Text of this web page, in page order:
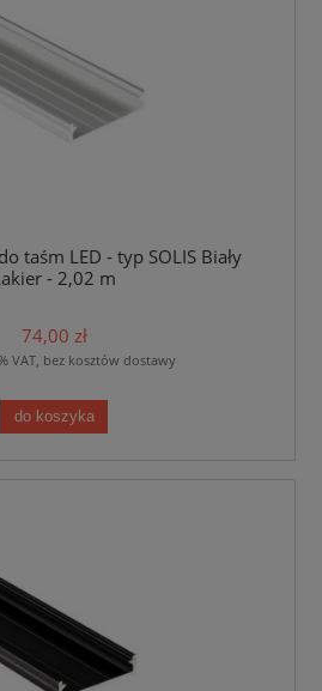
taśm LED - typ SOLIS Biały
- 2,02 m
74,00 zł
VAT, bez kosztów dostawy
do koszyka